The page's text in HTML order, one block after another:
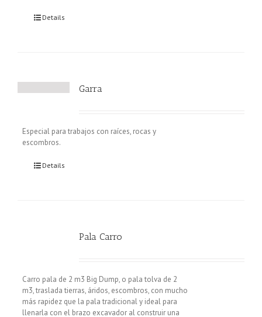
Details
Garra
Especial para trabajos con raíces, rocas y
escombros.
Details
Pala Carro
Carro pala de 2 m3 Big Dump, o pala tolva de 2
m3, traslada tierras, áridos, escombros, con mucho
más rapidez que la pala tradicional y ideal para
llenarla con el brazo excavador al construir una